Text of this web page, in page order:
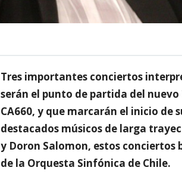
Tres importantes conciertos
serán el punto de partida del
CA660, y que marcarán el inicio de
destacados músicos de larga
y Doron Salomon, estos
de la Orquesta Sinfónica de Chile.